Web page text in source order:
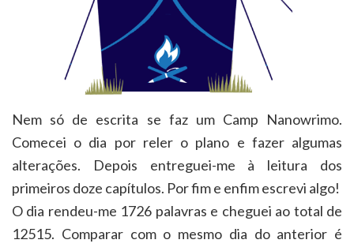
Nem só de escrita se faz um Camp Nanowrimo.
Comecei o dia por reler o plano e fazer algumas
alterações. Depois entreguei-me à leitura dos
primeiros doze capítulos. Por fim e enfim escrevi algo!
O dia rendeu-me 1726 palavras e cheguei ao total de
12515. Comparar com o mesmo dia do anterior é